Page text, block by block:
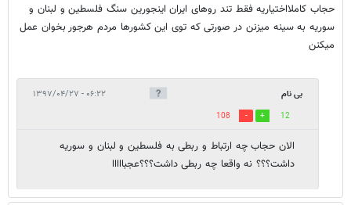
حجاب کاملااختیاریه فقط تند روهای ایران اینجورین سنگ فلسطین و لبنان و
سوریه به سینه میزنن در صورتی که توی این کشورها مردم هرجور بخوان عمل
میکنن
بی نام ۰۶:۲۲ - ۱۳۹۷/۰۴/۲۷
12
108
الان حجاب چه ارتباط و ربطی به فلسطین و لبنان و سوریه
داشت؟؟؟ نه واقعا چه ربطی داشت؟؟؟عجبااااا